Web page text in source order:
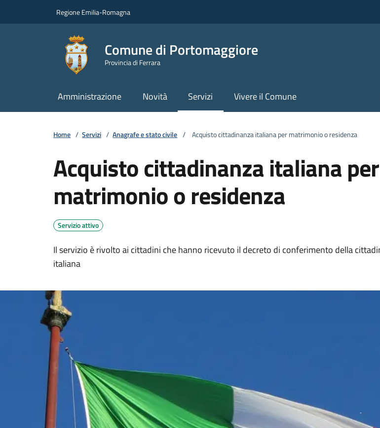
Regione Emilia-Romagna
Comune di Portomaggiore
Provincia di Ferrara
Amministrazione Novità Servizi Vivere il Comune
Home / Servizi / Anagrafe e stato civile / Acquisto cittadinanza italiana per matrimonio o residenza
Acquisto cittadinanza italiana per
matrimonio o residenza
Servizio attivo
Il servizio è rivolto ai cittadini che hanno ricevuto il decreto di conferimento della
italiana